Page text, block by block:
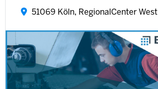
51069 Köln, RegionalCenter West